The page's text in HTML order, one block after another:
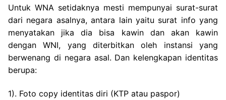
Untuk WNA setidaknya mesti mempunyai surat-surat
dari negara asalnya, antara lain yaitu surat info yang
menyatakan jika dia bisa kawin dan akan kawin
dengan WNI, yang diterbitkan oleh instansi yang
berwenang di negara asal. Dan kelengkapan identitas
berupa:
1). Foto copy identitas diri (KTP atau paspor)